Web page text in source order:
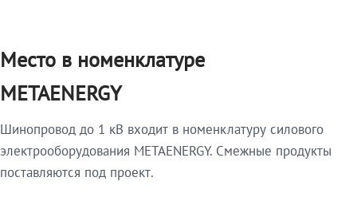
Место в номенклатуре
METAENERGY
Шинопровод до 1 кВ входит в номенклатуру силового
электрооборудования METAENERGY. Смежные продукты
поставляются под проект.